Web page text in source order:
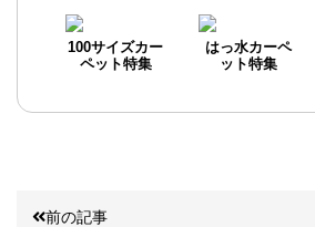
100サイズカー
ペット特集
はっ水カーペ
ット特集
前の記事